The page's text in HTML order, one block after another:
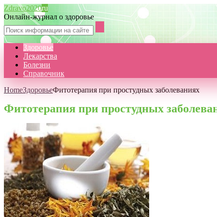
Zdravo2020ru
Онлайн-журнал о здоровье
Здоровье
Лекарства
Болезни
Справочник
HomeЗдоровьеФитотерапия при простудных заболеваниях
Фитотерапия при простудных